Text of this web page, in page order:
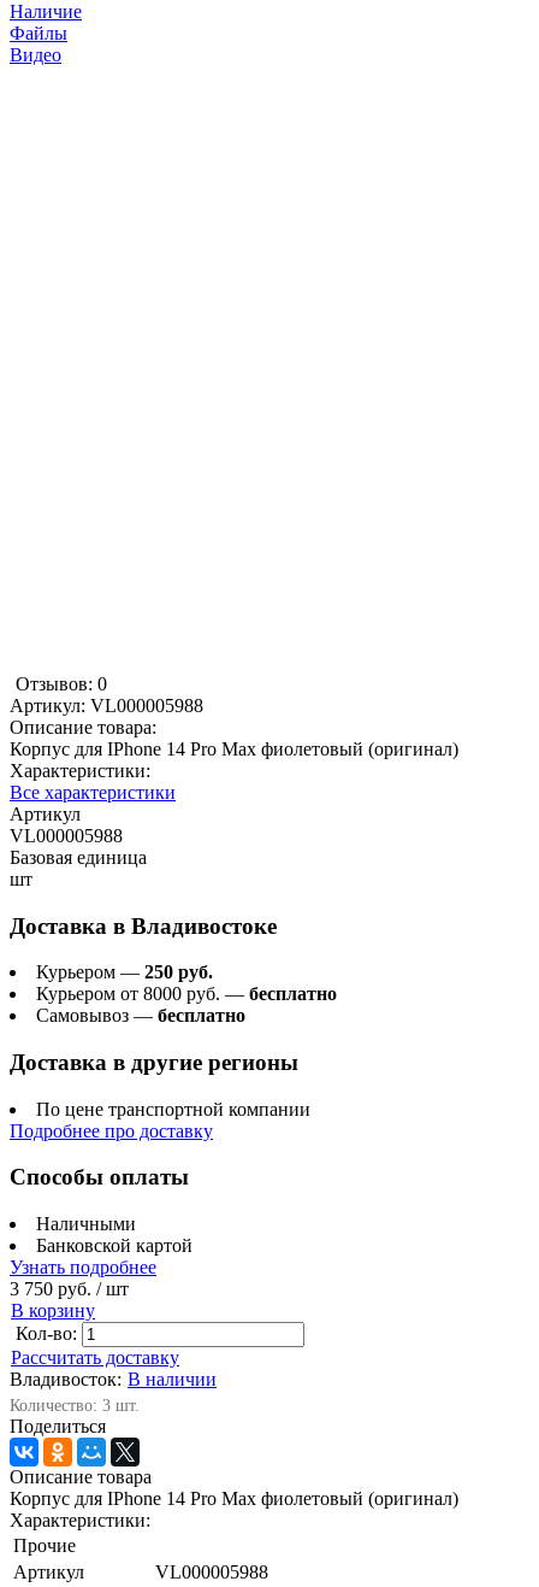
Наличие
Файлы
Видео
Отзывов: 0
Артикул: VL000005988
Описание товара:
Корпус для IPhone 14 Pro Max фиолетовый (оригинал)
Характеристики:
Все характеристики
Артикул
VL000005988
Базовая единица
шт
Доставка в Владивостоке
Курьером — 250 руб.
Курьером от 8000 руб. — бесплатно
Самовывоз — бесплатно
Доставка в другие регионы
По цене транспортной компании
Подробнее про доставку
Способы оплаты
Наличными
Банковской картой
Узнать подробнее
3 750 руб. / шт
В корзину
Кол-во:
Рассчитать доставку
Владивосток: В наличии
Количество: 3 шт.
Поделиться
Описание товара
Корпус для IPhone 14 Pro Max фиолетовый (оригинал)
Характеристики:
Прочие
Артикул
VL000005988